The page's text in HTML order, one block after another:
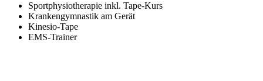
Sportphysiotherapie inkl. Tape-Kurs
Krankengymnastik am Gerät
Kinesio-Tape
EMS-Trainer